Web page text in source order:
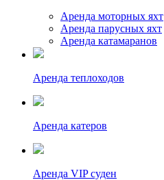
Аренда моторных яхт
Аренда парусных яхт
Аренда катамаранов
Аренда теплоходов
Аренда катеров
Аренда VIP суден